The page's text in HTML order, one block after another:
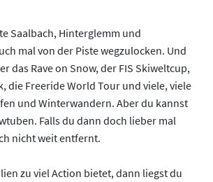
Saalbach, Hinterglemm und
mal von der Piste wegzulocken. Und
das Rave on Snow, der FIS Skiweltcup,
die Freeride World Tour und viele, viele
und Winterwandern. Aber du kannst
Falls du dann doch lieber mal
nicht weit entfernt.
zu viel Action bietet, dann liegst du